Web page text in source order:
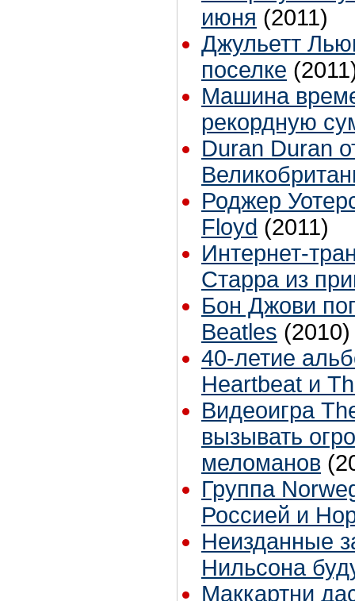
июня (2011)
Джульетт
поселке
Машина
рекордную
Duran Duran
Роджер
Floyd (2011)
Интернет-
Старра из
Бон Джови
Beatles (2010)
40-летие
Heartbeat и
Видеоигра
вызывать
меломанов
Группа
Россией и
Неизданные
Нильсона
Маккартни